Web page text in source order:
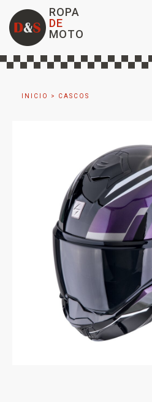
ROPA
DE
MOTO
INICIO > CASCOS